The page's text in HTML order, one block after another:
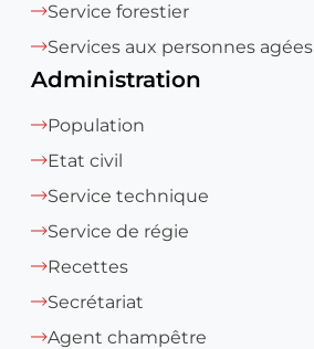
Service forestier
Services aux personnes agées
Administration
Population
Etat civil
Service technique
Service de régie
Recettes
Secrétariat
Agent champêtre